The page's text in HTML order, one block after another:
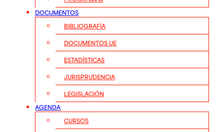
DOCUMENTOS
BIBLIOGRAFÍA
DOCUMENTOS UE
ESTADÍSTICAS
JURISPRUDENCIA
LEGISLACIÓN
AGENDA
CURSOS